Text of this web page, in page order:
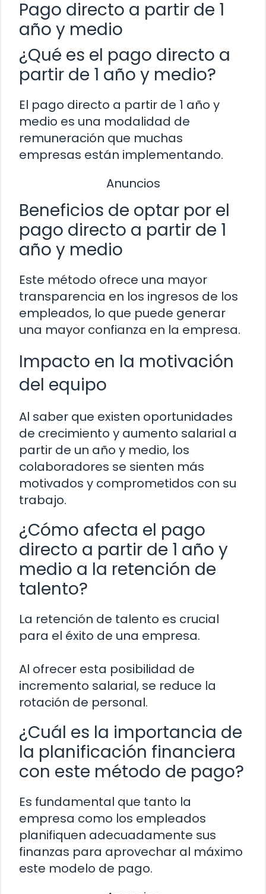
Pago directo a partir de 1
año y medio
¿Qué es el pago directo a
partir de 1 año y medio?
El pago directo a partir de 1 año y
medio es una modalidad de
remuneración que muchas
empresas están implementando.
Anuncios
Beneficios de optar por el
pago directo a partir de 1
año y medio
Este método ofrece una mayor
transparencia en los ingresos de los
empleados, lo que puede generar
una mayor confianza en la empresa.
Impacto en la motivación
del equipo
Al saber que existen oportunidades
de crecimiento y aumento salarial a
partir de un año y medio, los
colaboradores se sienten más
motivados y comprometidos con su
trabajo.
¿Cómo afecta el pago
directo a partir de 1 año y
medio a la retención de
talento?
La retención de talento es crucial
para el éxito de una empresa.
Al ofrecer esta posibilidad de
incremento salarial, se reduce la
rotación de personal.
¿Cuál es la importancia de
la planificación financiera
con este método de pago?
Es fundamental que tanto la
empresa como los empleados
planifiquen adecuadamente sus
finanzas para aprovechar al máximo
este modelo de pago.